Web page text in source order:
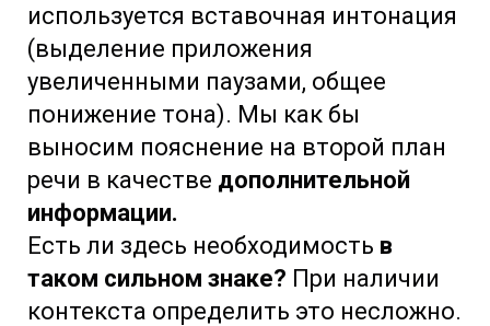
используется вставочная интонация
(выделение приложения
увеличенными паузами, общее
понижение тона). Мы как бы
выносим пояснение на второй план
речи в качестве дополнительной
информации.
Есть ли здесь необходимость в
таком сильном знаке? При наличии
контекста определить это несложно.